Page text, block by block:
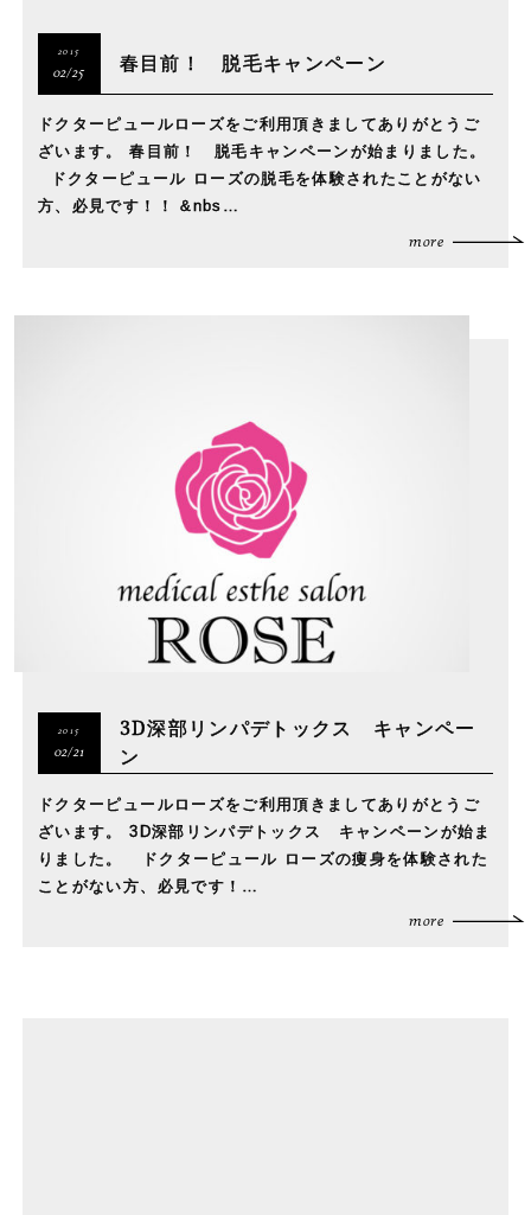
2015
02/25 春目前！ 脱毛キャンペーン
ドクターピュールローズをご利用頂きましてありがとうご
ざいます。 春目前！ 脱毛キャンペーンが始まりました。
ドクターピュール ローズの脱毛を体験されたことがない
方、必見です！！ &nbs…
more
2015
02/21
3D深部リンパデトックス キャンペー
ン
ドクターピュールローズをご利用頂きましてありがとうご
ざいます。 3D深部リンパデトックス キャンペーンが始ま
りました。 ドクターピュール ローズの痩身を体験された
ことがない方、必見です！…
more